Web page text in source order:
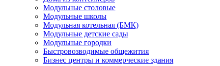
Модульные столовые
Модульные школы
Модульная котельная (БМК)
Модульные детские сады
Модульные городки
Быстровозводимые общежития
Бизнес центры и коммерческие здания